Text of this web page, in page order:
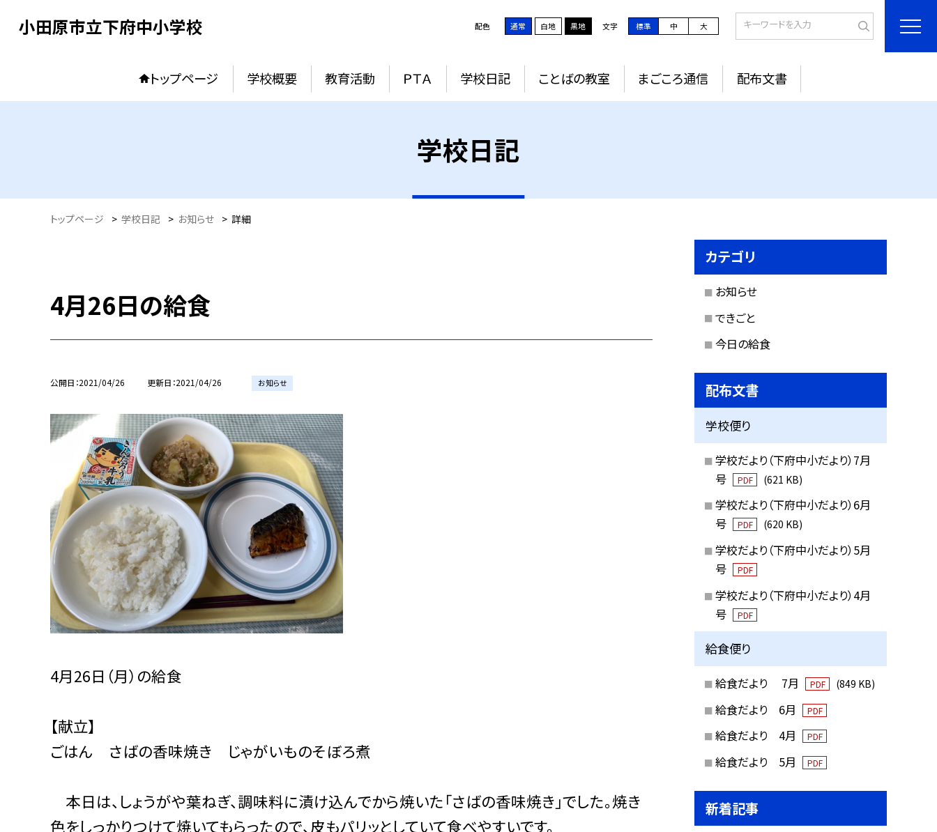
小田原市立下府中小学校 配色 通常 白地 黒地 文字 標準 中 大
トップページ 学校概要 教育活動 ＰＴＡ 学校日記 ことばの教室 まごころ通信 配布文書
学校日記
トップページ > 学校日記 > お知らせ > 詳細
4月26日の給食
公開日 2021/04/26 更新日 2021/04/26 お知らせ
4月26日（月）の給食
【献立】
ごはん さばの香味焼き じゃがいものそぼろ煮
本日は、しょうがや葉ねぎ、調味料に漬け込んでから焼いた「さばの香味焼き」でした。焼き
色をしっかりつけて焼いてもらったので、皮もパリッとしていて食べやすいです。
カテゴリ
お知らせ
できごと
今日の給食
配布文書
学校便り
学校だより（下府中小だより）7月
号
PDF (621 KB)
学校だより（下府中小だより）6月
号
PDF (620 KB)
学校だより（下府中小だより）5月
号
PDF
学校だより（下府中小だより）4月
号
PDF
給食便り
給食だより 7月 PDF (849 KB)
給食だより 6月 PDF
給食だより 4月 PDF
給食だより 5月 PDF
新着記事